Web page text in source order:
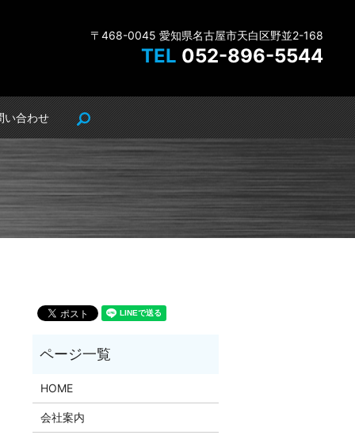
〒468-0045 愛知県名古屋市天白区野並2-168
TEL 052-896-5544
い合わせ search
HOME
会社案内